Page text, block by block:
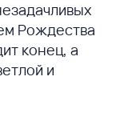
Рождества
конец, а
и